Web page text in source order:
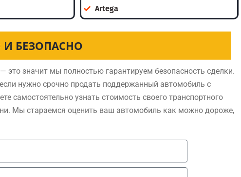
Artega
БЕЗОПАСНО
значит мы полностью гарантируем безопасность сделки.
нужно срочно продать поддержанный автомобиль с
самостоятельно узнать стоимость своего транспортного
Мы стараемся оценить ваш автомобиль как можно дороже,